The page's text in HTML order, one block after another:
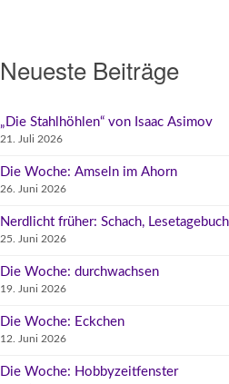
Neueste Beiträge
„Die Stahlhöhlen“ von Isaac Asimov
21. Juli 2026
Die Woche: Amseln im Ahorn
26. Juni 2026
Nerdlicht früher: Schach,
25. Juni 2026
Die Woche: durchwachsen
19. Juni 2026
Die Woche: Eckchen
12. Juni 2026
Die Woche: Hobbyzeitfenster